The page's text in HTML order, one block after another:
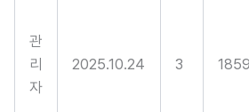
관
리
자
2025.10.24 3